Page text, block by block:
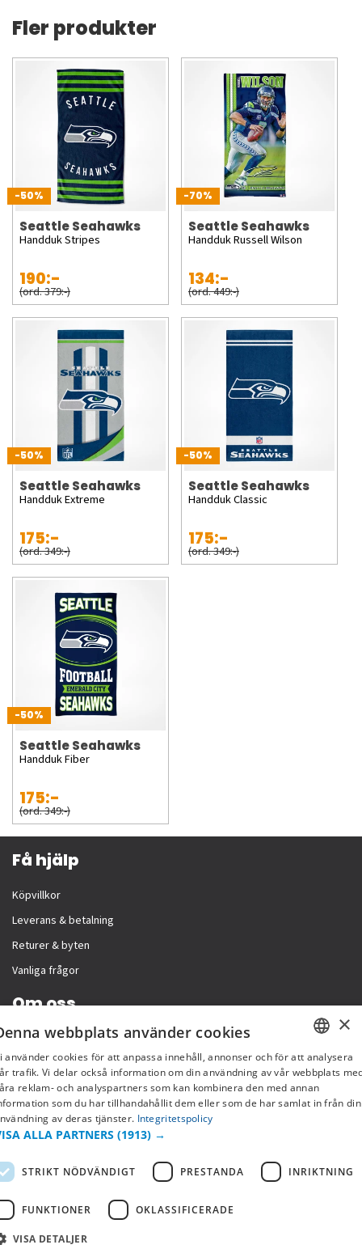
Fler produkter
-50%
Seattle Seahawks
Handduk Stripes
190:-
(ord. 379:-)
-70%
Seattle Seahawks
Handduk Russell Wilson
134:-
(ord. 449:-)
-50%
Seattle Seahawks
Handduk Extreme
175:-
(ord. 349:-)
-50%
Seattle Seahawks
Handduk Classic
175:-
(ord. 349:-)
-50%
Seattle Seahawks
Handduk Fiber
175:-
(ord. 349:-)
Få hjälp
Köpvillkor
Leverans & betalning
Returer & byten
Vanliga frågor
Om oss
Företagsinformation
Copyright © 2019 This site is Licensed to 377 Sport AB
SWEDISH
FI
×
webbplats använder cookies
använder cookies för att anpassa innehåll, annonser och för att analysera
trafik. Vi delar också information om din användning av vår webbplats
reklam- och analyspartners som kan kombinera den med annan
som du har tillhandahållit dem eller som de har samlat in från din
av deras tjänster. Integritetspolicy
ALLA PARTNERS (1913) →
STRIKT NÖDVÄNDIGT PRESTANDA INRIKTNING
FUNKTIONER OKLASSIFICERADE
VISA DETALJER